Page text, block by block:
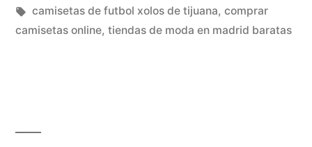
en
Etiquetas:
camisetas de futbol xolos de tijuana, comprar
camisetas online, tiendas de moda en madrid baratas